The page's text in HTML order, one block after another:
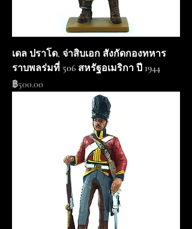
เดล ปราโด, จ่าสิบเอก สังกัดกองทหาร
ราบพลร่มที่ 506 สหรัฐอเมริกา ปี 1944
ราคา
฿500.00